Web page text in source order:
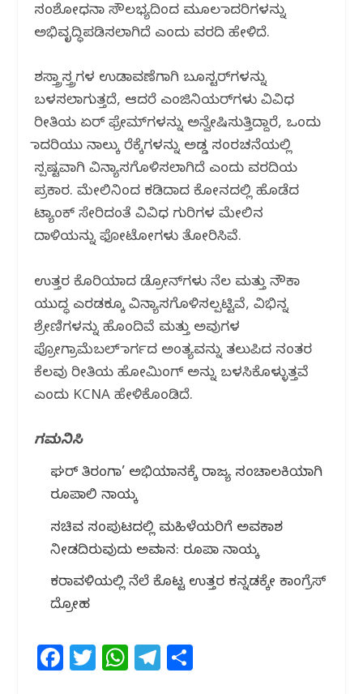
ಸಂಶೋಧನಾ ಸೌಲಭ್ಯದಿಂದ ಮೂಲ ಮಾದರಿಗಳನ್ನು
ಅಭಿವೃದ್ಧಿಪಡಿಸಲಾಗಿದೆ ಎಂದು ವರದಿ ಹೇಳಿದೆ.
ಶಸ್ತ್ರಾಸ್ತ್ರಗಳ ಉಡಾವಣೆಗಾಗಿ ಬೂಸ್ಟರ್‌ಗಳನ್ನು
ಬಳಸಲಾಗುತ್ತದೆ, ಆದರೆ ಎಂಜಿನಿಯರ್‌ಗಳು ವಿವಿಧ
ರೀತಿಯ ಏರ್ ಫ್ರೇಮ್‌ಗಳನ್ನು ಅನ್ವೇಷಿಸುತ್ತಿದ್ದಾರೆ, ಒಂದು
ಮಾದರಿಯು ನಾಲ್ಕು ರೆಕ್ಕೆಗಳನ್ನು ಅಡ್ಡ ಸಂರಚನೆಯಲ್ಲಿ
ಸ್ಪಷ್ಟವಾಗಿ ವಿನ್ಯಾಸಗೊಳಿಸಲಾಗಿದೆ ಎಂದು ವರದಿಯ
ಪ್ರಕಾರ. ಮೇಲಿನಿಂದ ಕಡಿದಾದ ಕೋನದಲ್ಲಿ ಹೊಡೆದ
ಟ್ಯಾಂಕ್ ಸೇರಿದಂತೆ ವಿವಿಧ ಗುರಿಗಳ ಮೇಲಿನ
ದಾಳಿಯನ್ನು ಫೋಟೋಗಳು ತೋರಿಸಿವೆ.
ಉತ್ತರ ಕೊರಿಯಾದ ಡ್ರೋನ್‌ಗಳು ನೆಲ ಮತ್ತು ನೌಕಾ
ಯುದ್ಧ ಎರಡಕ್ಕೂ ವಿನ್ಯಾಸಗೊಳಿಸಲ್ಪಟ್ಟಿವೆ, ವಿಭಿನ್ನ
ಶ್ರೇಣಿಗಳನ್ನು ಹೊಂದಿವೆ ಮತ್ತು ಅವುಗಳ
ಪ್ರೋಗ್ರಾಮೆಬಲ್ ಮಾರ್ಗದ ಅಂತ್ಯವನ್ನು ತಲುಪಿದ ನಂತರ
ಕೆಲವು ರೀತಿಯ ಹೋಮಿಂಗ್ ಅನ್ನು ಬಳಸಿಕೊಳ್ಳುತ್ತವೆ
ಎಂದು KCNA ಹೇಳಿಕೊಂಡಿದೆ.
ಗಮನಿಸಿ
ಘರ್ ತಿರಂಗಾ’ ಅಭಿಯಾನಕ್ಕೆ ರಾಜ್ಯ ಸಂಚಾಲಕಿಯಾಗಿ
ರೂಪಾಲಿ ನಾಯ್ಕ
ಸಚಿವ ಸಂಪುಟದಲ್ಲಿ ಮಹಿಳೆಯರಿಗೆ ಅವಕಾಶ
ನೀಡದಿರುವುದು ಅವಮಾನ: ರೂಪಾ ನಾಯ್ಕ
ಕರಾವಳಿಯಲ್ಲಿ ನೆಲೆ ಕೊಟ್ಟ ಉತ್ತರ ಕನ್ನಡಕ್ಕೇ ಕಾಂಗ್ರೆಸ್
ದ್ರೋಹ
F T W T